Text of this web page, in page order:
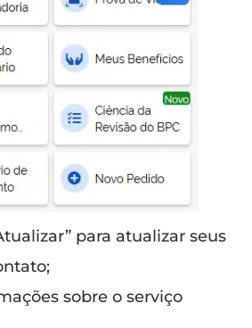
para atualizar seus
sobre o serviço